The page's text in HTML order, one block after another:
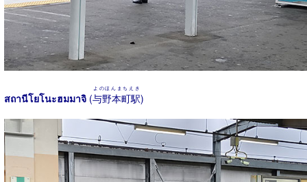
สถานีโยโนะฮมมาจิ (与野本町駅
よのほんまちえき
)